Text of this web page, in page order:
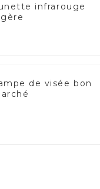
infrarouge
de visée bon